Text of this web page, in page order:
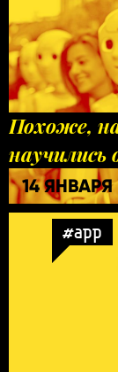
Похоже,
14 ЯНВАРЯ
#app